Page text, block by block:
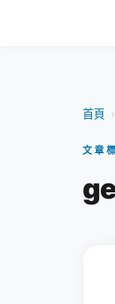
首頁 ›
文章